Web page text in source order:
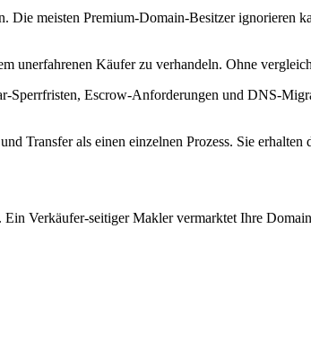
meisten Premium-Domain-Besitzer ignorieren
unerfahrenen Käufer zu verhandeln. Ohne
Escrow-Anforderungen und DNS-
Transfer als einen einzelnen Prozess. Sie
Verkäufer-seitiger Makler vermarktet Ihre